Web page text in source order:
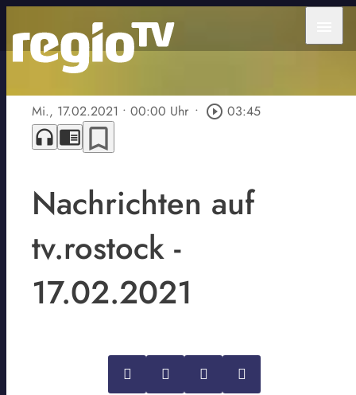
Mi., 17.02.2021 • 00:00 Uhr • play_circle_outline 03:45
headphones chrome_reader_mode bookmark_border
Nachrichten auf
tv.rostock -
17.02.2021